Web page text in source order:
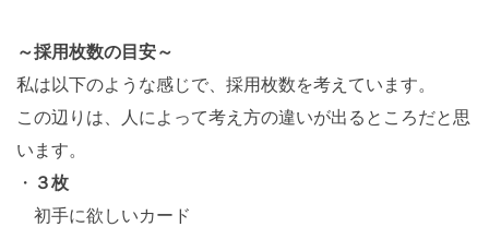
～採用枚数の目安～
私は以下のような感じで、採用枚数を考えています。
この辺りは、人によって考え方の違いが出るところだと思
います。
・ ３枚
初手に欲しいカード